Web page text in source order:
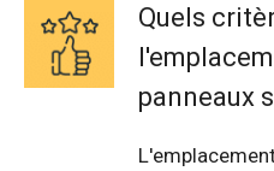
Quels
panneaux